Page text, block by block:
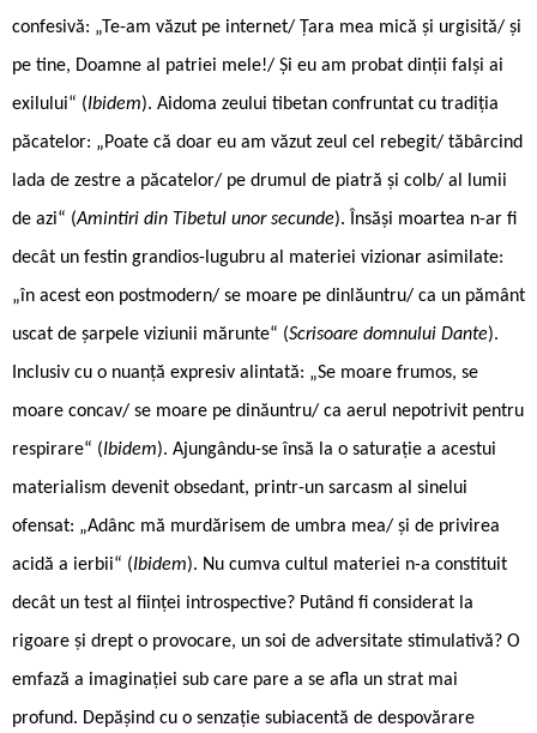
confesivă: „Te-am văzut pe internet/ Țara mea mică și urgisită/ și
pe tine, Doamne al patriei mele!/ Și eu am probat dinții falși ai
exilului“ (Ibidem). Aidoma zeului tibetan confruntat cu tradiția
păcatelor: „Poate că doar eu am văzut zeul cel rebegit/ tăbârcind
lada de zestre a păcatelor/ pe drumul de piatră și colb/ al lumii
de azi“ (Amintiri din Tibetul unor secunde). Însăși moartea n-ar fi
decât un festin grandios-lugubru al materiei vizionar asimilate:
„în acest eon postmodern/ se moare pe dinlăuntru/ ca un pământ
uscat de șarpele viziunii mărunte“ (Scrisoare domnului Dante).
Inclusiv cu o nuanță expresiv alintată: „Se moare frumos, se
moare concav/ se moare pe dinăuntru/ ca aerul nepotrivit pentru
respirare“ (Ibidem). Ajungându-se însă la o saturație a acestui
materialism devenit obsedant, printr-un sarcasm al sinelui
ofensat: „Adânc mă murdărisem de umbra mea/ și de privirea
acidă a ierbii“ (Ibidem). Nu cumva cultul materiei n-a constituit
decât un test al ființei introspective? Putând fi considerat la
rigoare și drept o provocare, un soi de adversitate stimulativă? O
emfază a imaginației sub care pare a se afla un strat mai
profund. Depășind cu o senzație subiacentă de despovărare